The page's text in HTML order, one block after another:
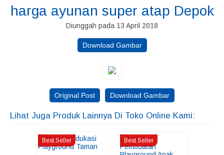
harga ayunan super atap Depok
Diunggah pada 13 April 2018
Download Gambar
Original Post Download Gambar
Lihat Juga Produk Lainnya Di Toko Online Kami:
Best Seller Best Seller